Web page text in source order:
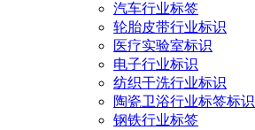
汽车行业标签
轮胎皮带行业标识
医疗实验室标识
电子行业标识
纺织干洗行业标识
陶瓷卫浴行业标签标识
钢铁行业标签